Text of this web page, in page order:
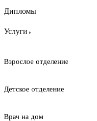
Дипломы
Услуги
Взрослое отделение
Детское отделение
Врач на дом